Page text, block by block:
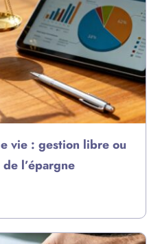
vie : gestion libre ou
l’épargne